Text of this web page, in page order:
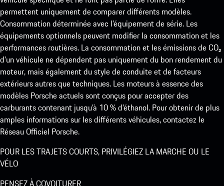
permettent uniquement de comparer différents modèles.
Consommation déterminée avec l’équipement de série. Les
équipements optionnels peuvent modifier la consommation et les
performances routières. La consommation et les émissions de CO₂
d’un véhicule ne dépendent pas uniquement du bon rendement du
moteur, mais également du style de conduite et de facteurs
extérieurs autres que techniques. Les moteurs à essence des
modèles Porsche actuels sont conçus pour accepter des
carburants contenant jusqu’à 10 % d’éthanol. Pour obtenir de plus
amples informations sur les différents véhicules, contactez le
Réseau Officiel Porsche.
POUR LES TRAJETS COURTS, PRIVILÉGIEZ LA MARCHE OU LE
VÉLO
PENSEZ À COVOITURER